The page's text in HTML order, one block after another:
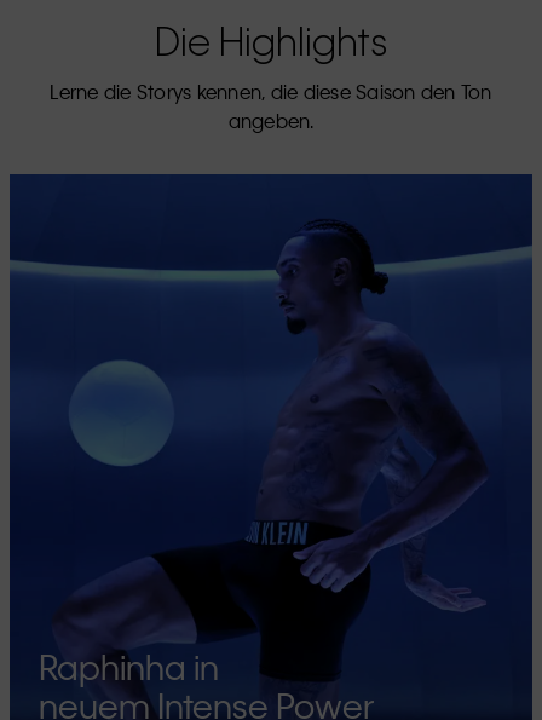
Die Highlights
Lerne die Storys kennen, die diese Saison den Ton
angeben.
Raphinha in
neuem Intense Power